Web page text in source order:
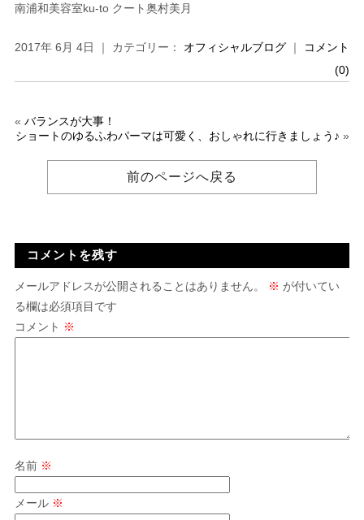
南浦和美容室ku-to クート奥村美月
2017年 6月 4日 ｜ カテゴリー： オフィシャルブログ ｜ コメント
(0)
« バランスが大事！
ショートのゆるふわパーマは可愛く、おしゃれに行きましょう♪ »
前のページへ戻る
コメントを残す
メールアドレスが公開されることはありません。 ※ が付いてい
る欄は必須項目です
コメント ※
名前 ※
メール ※